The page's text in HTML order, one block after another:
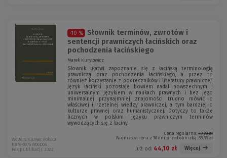
-10 %
Słownik terminów, zwrotów i
sentencji prawniczych łacińskich oraz
pochodzenia łacińskiego
Marek Kuryłowicz
Słownik ułatwi zapoznanie się z łacińską terminologią
prawniczą oraz pochodzenia łacińskiego, a przez to
również korzystanie z podręczników i literatury prawniczej.
Język łaciński pozostaje bowiem nadal powszechnym i
uniwersalnym językiem w naukach prawnych i bez jego
minimalnej przynajmniej znajomości trudno mówić o
właściwej i rzetelnej wiedzy prawniczej, a tym bardziej o
kulturze prawnej oraz humanistycznej. Dotyczy to także
licznych w polskim języku prawniczym terminów
wywodzących się z łaciny.
Cena regularna: 49,00 zł
Najniższa cena z 30 dni przed obniżką: 33,33 zł
Już od: 44,10 zł Więcej
Wolters Kluwer Polska
KAM-0076 W06D04
Rok publikacji: 2022